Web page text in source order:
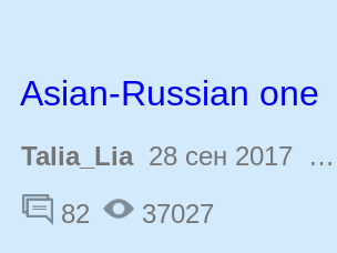
Asian-Russian one
Talia_Lia28 сен 2017 …
82
37027